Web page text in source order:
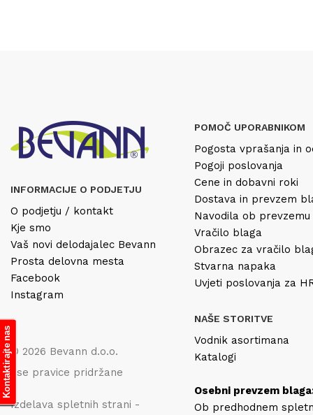
INFORMACIJE O PODJETJU
O podjetju / kontakt
Kje smo
Vaš novi delodajalec Bevann
Prosta delovna mesta
Facebook
Instagram
© 2026 Bevann d.o.o.
Vse pravice pridržane
Izdelava spletnih strani -
POMOČ UPORABNIKOM
Pogosta vprašanja in
Pogoji poslovanja
Cene in dobavni roki
Dostava in prevzem
Navodila ob
Vračilo blaga
Obrazec za vračilo
Stvarna napaka
Uvjeti poslovanja za
NAŠE STORITVE
Vodnik asortimana
Katalogi
Osebni prevzem
Ob predhodnem
Kontaktirajte nas